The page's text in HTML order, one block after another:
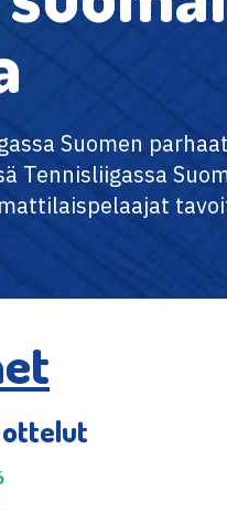
Suomen
Tennisliigassa
ottelut